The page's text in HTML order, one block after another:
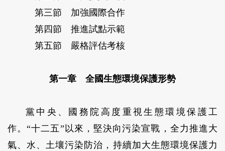
第三節 加強國際合作
第四節 推進試點示範
第五節 嚴格評估考核
第一章 全國生態環境保護形勢
黨中央、國務院高度重視生態環境保護工
作。“十二五”以來，堅決向污染宣戰，全力推進大
氣、水、土壤污染防治，持續加大生態環境保護力